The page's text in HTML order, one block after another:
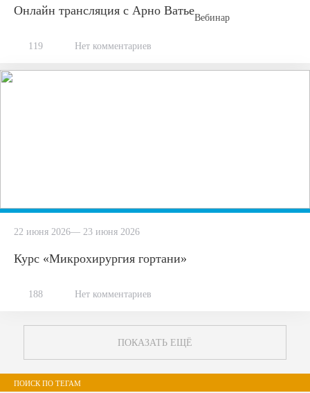
ПОИСК ПО ТЕГАМ
Онлайн трансляция с Арно Ватье
Вебинар
119 Нет комментариев
22 июня 2026— 23 июня 2026
Курс «Микрохирургия гортани»
188 Нет комментариев
ПОКАЗАТЬ ЕЩЁ